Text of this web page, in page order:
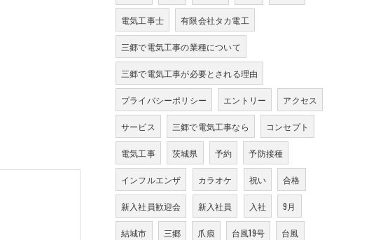
電気工事士 有限会社タカ電工
三郷で電気工事の業種について
三郷で電気工事が必要とされる理由
プライバシーポリシー エントリー アクセス
サービス 三郷で電気工事なら コンセプト
電気工事 茨城県 予約 予防接種
インフルエンザ カラオケ 祝い 合格
新入社員歓迎会 新入社員 入社 9月
結城市 三郷 爪痕 台風19号 台風